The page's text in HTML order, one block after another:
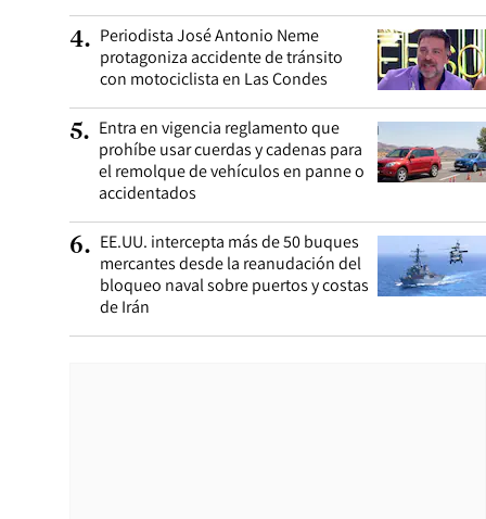
4. Periodista José Antonio Neme
protagoniza accidente de tránsito
con motociclista en Las Condes
5. Entra en vigencia reglamento que
prohíbe usar cuerdas y cadenas para
el remolque de vehículos en panne o
accidentados
6. EE.UU. intercepta más de 50 buques
mercantes desde la reanudación del
bloqueo naval sobre puertos y costas
de Irán